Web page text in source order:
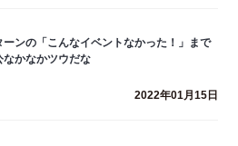
ンの「こんなイベントなかった！」まで
かなかツウだな
2022年01月15日